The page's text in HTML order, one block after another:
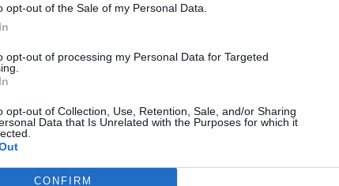
opt-out of the Sale of my Personal Data.
opt-out of processing my Personal Data for Targeted
opt-out of Collection, Use, Retention, Sale, and/or Sharing
Data that Is Unrelated with the Purposes for which it
CONFIRM
unavailable
in Google Maps